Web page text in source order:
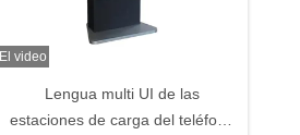
El video
Lengua multi UI de las
estaciones de carga del teléfono